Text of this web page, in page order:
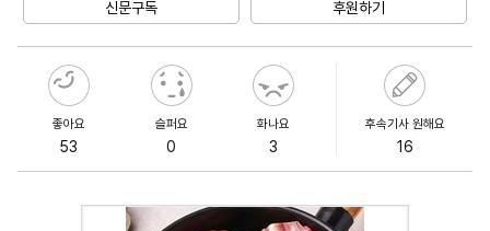
신문구독 후원하기
좋아요
53
슬퍼요
0
화나요
3
후속기사 원해요
16